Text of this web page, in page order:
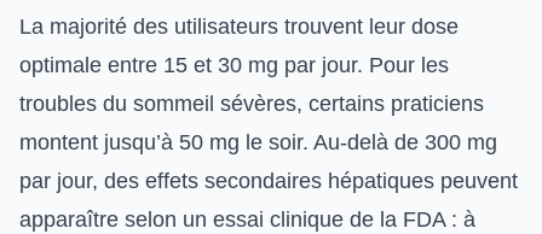
La majorité des utilisateurs trouvent leur dose
optimale entre 15 et 30 mg par jour. Pour les
troubles du sommeil sévères, certains praticiens
montent jusqu’à 50 mg le soir. Au-delà de 300 mg
par jour, des effets secondaires hépatiques peuvent
apparaître selon un essai clinique de la FDA : à